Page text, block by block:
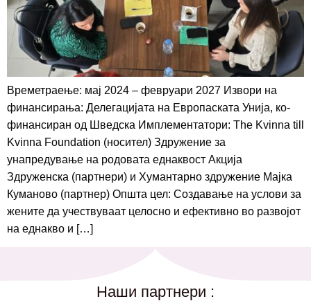
Времетраење: мај 2024 – февруари 2027 Извори на
финансирања: Делегацијата на Европаската Унија, ко-
финансиран од Шведска Имплементатори: The Kvinna till
Kvinna Foundation (носител) Здружение за
унапредување на родовата еднаквост Акција
Здруженска (партнери) и Хумантарно здружение Мајка
Куманово (партнер) Општа цел: Создавање на услови за
жените да учествуваат целосно и ефективно во развојот
на еднакво и […]
Наши партнери :